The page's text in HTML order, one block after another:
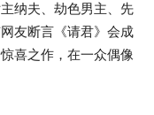
纳夫、劫色男主、先
友断言《请君》会成
喜之作，在一众偶像